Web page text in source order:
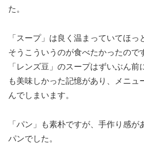
た。
「スープ」は良く温まっていてほっ
そうこういうのが食べたかったので
「レンズ豆」のスープはずいぶん前
も美味しかった記憶があり、メニュ
んでしまいます。
「パン」も素朴ですが、手作り感が
パンでした。